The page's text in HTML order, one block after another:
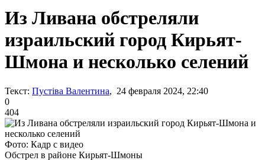
Из Ливана обстреляли
израильский город Кирьят-
Шмона и несколько селений
Текст: Пустіва Валентина, 24 февраля 2024, 22:40
0
404
Фото: Кадр с видео
Обстрел в районе Кирьят-Шмоны